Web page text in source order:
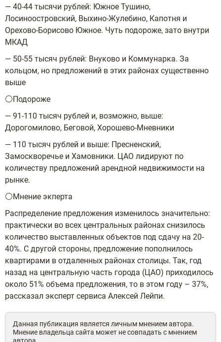
— 40-44 тысячи рублей: Южное Тушино,
Лосиноостровский, Выхино-Жулебино, Капотня и
Орехово-Борисово Южное. Чуть подороже, зато внутри
МКАД
— 50-55 тысяч рублей: Внуково и Коммунарка. За
кольцом, но предложений в этих районах существенно
выше
⚪️Подороже
— 91-110 тысяч рублей и, возможно, выше:
Дорогомилово, Беговой, Хорошево-Мневники
— 110 тысяч рублей и выше: Пресненский,
Замоскворечье и Хамовники. ЦАО лидируют по
количеству предложений арендной недвижимости на
рынке.
⚪️Мнение экперта
Распределение предложения изменилось значительно:
практически во всех центральных районах снизилось
количество выставленных объектов под сдачу на 20-
40%. С другой стороны, предложение пополнилось
квартирами в отдаленных районах столицы. Так, год
назад на центральную часть города (ЦАО) приходилось
около 51% объема предложения, то в этом году – 37%,
рассказал эксперт сервиса Алексей Лейпи.
Данная публикация является личным мнением автора.
Мнение владельца сайта может не совпадать с мнением
автора.